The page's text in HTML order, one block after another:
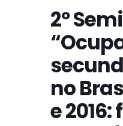
2º
no
e